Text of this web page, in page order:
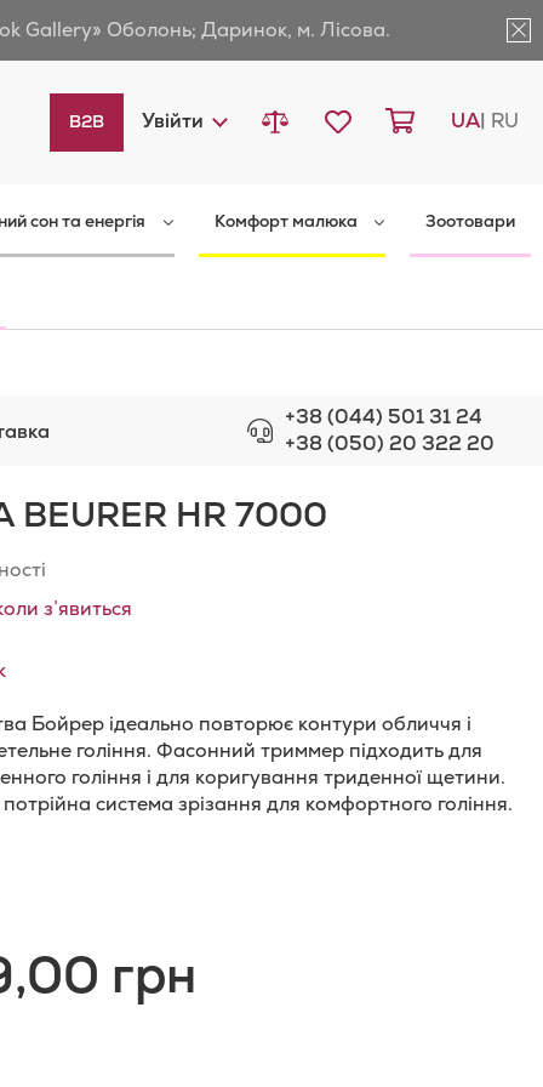
Gallery» Оболонь; Даринок, м. Лісова.
Language
UA RU
Кошик
Мій список бажань
Увійти Порівняти товари
B2B
сон та енергія Комфорт малюка Зоотовари
+38 (044) 501 31 24
+38 (050) 20 322 20
HR 7000
з’явиться
Бойрер ідеально повторює контури обличчя і
гоління. Фасонний триммер підходить для
гоління і для коригування триденної щетини.
система зрізання для комфортного гоління.
грн